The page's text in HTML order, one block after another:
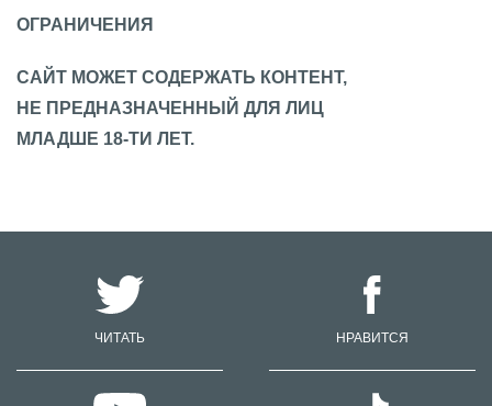
ОГРАНИЧЕНИЯ
САЙТ МОЖЕТ СОДЕРЖАТЬ КОНТЕНТ,
НЕ ПРЕДНАЗНАЧЕННЫЙ ДЛЯ ЛИЦ
МЛАДШЕ 18-ТИ ЛЕТ.
ЧИТАТЬ НРАВИТСЯ